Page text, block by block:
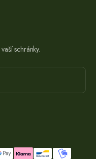
schránky.